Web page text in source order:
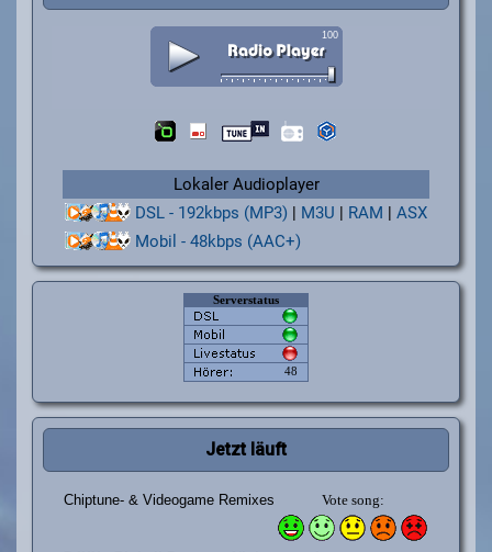
Lokaler Audioplayer
DSL - 192kbps (MP3) | M3U | RAM | ASX
Mobil - 48kbps (AAC+)
Jetzt läuft